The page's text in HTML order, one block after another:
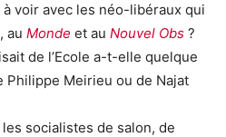
voir avec les néo-libéraux qui
, au Monde et au Nouvel Obs ?
de l’Ecole a-t-elle quelque
Philippe Meirieu ou de Najat
socialistes de salon, de